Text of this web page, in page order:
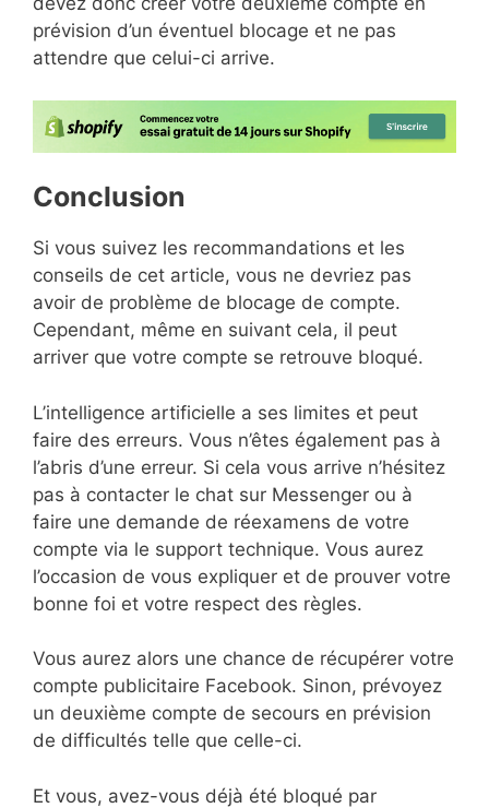
prévision d’un éventuel blocage et ne pas
attendre que celui-ci arrive.
Conclusion
Si vous suivez les recommandations et les
conseils de cet article, vous ne devriez pas
avoir de problème de blocage de compte.
Cependant, même en suivant cela, il peut
arriver que votre compte se retrouve bloqué.
L’intelligence artificielle a ses limites et peut
faire des erreurs. Vous n’êtes également pas à
l’abris d’une erreur. Si cela vous arrive n’hésitez
pas à contacter le chat sur Messenger ou à
faire une demande de réexamens de votre
compte via le support technique. Vous aurez
l’occasion de vous expliquer et de prouver votre
bonne foi et votre respect des règles.
Vous aurez alors une chance de récupérer votre
compte publicitaire Facebook. Sinon, prévoyez
un deuxième compte de secours en prévision
de difficultés telle que celle-ci.
Et vous, avez-vous déjà été bloqué par